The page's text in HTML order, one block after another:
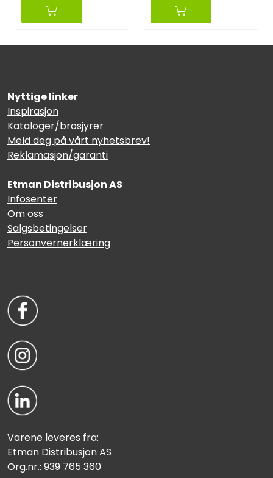
Nyttige linker
Inspirasjon
Kataloger/brosjyrer
Meld deg på vårt nyhetsbrev!
Reklamasjon/garanti
Etman Distribusjon AS
Infosenter
Om oss
Salgsbetingelser
Personvernerklæring
Varene leveres fra:
Etman Distribusjon AS
Org.nr.: 939 765 360